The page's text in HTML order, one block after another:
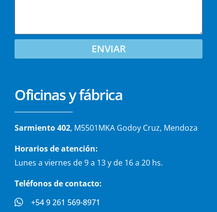
ENVIAR
Oficinas y fábrica
Sarmiento 402, M5501MKA Godoy Cruz, Mendoza
Horarios de atención:
Lunes a viernes de 9 a 13 y de 16 a 20 hs.
Teléfonos de contacto:
+54 9 261 569-8971